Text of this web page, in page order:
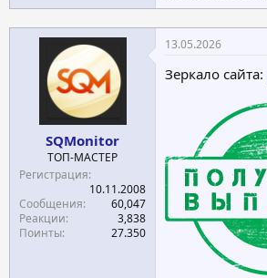
SQMonitor
ТОП-МАСТЕР
Регистрация
10.11.2008
Сообщения
60,047
Реакции
3,838
Поинты
27.350
13.05.2026
Зеркало сайта: